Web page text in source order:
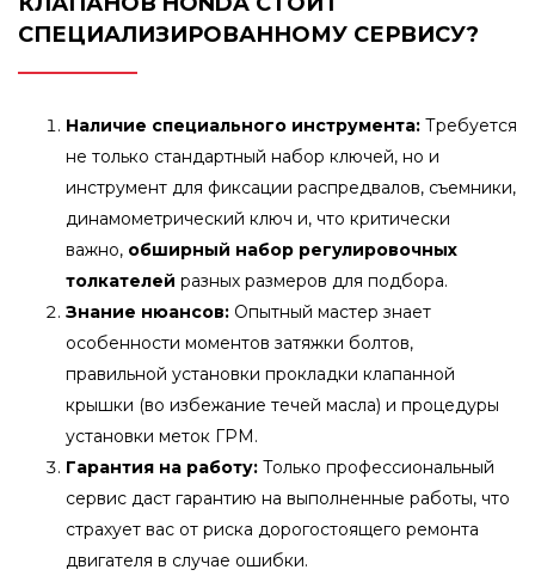
СПЕЦИАЛИЗИРОВАННОМУ СЕРВИСУ?
Наличие специального инструмента: Требуется
не только стандартный набор ключей, но и
инструмент для фиксации распредвалов, съемники,
динамометрический ключ и, что критически
важно, обширный набор регулировочных
толкателей разных размеров для подбора.
Знание нюансов: Опытный мастер знает
особенности моментов затяжки болтов,
правильной установки прокладки клапанной
крышки (во избежание течей масла) и процедуры
установки меток ГРМ.
Гарантия на работу: Только профессиональный
сервис даст гарантию на выполненные работы, что
страхует вас от риска дорогостоящего ремонта
двигателя в случае ошибки.